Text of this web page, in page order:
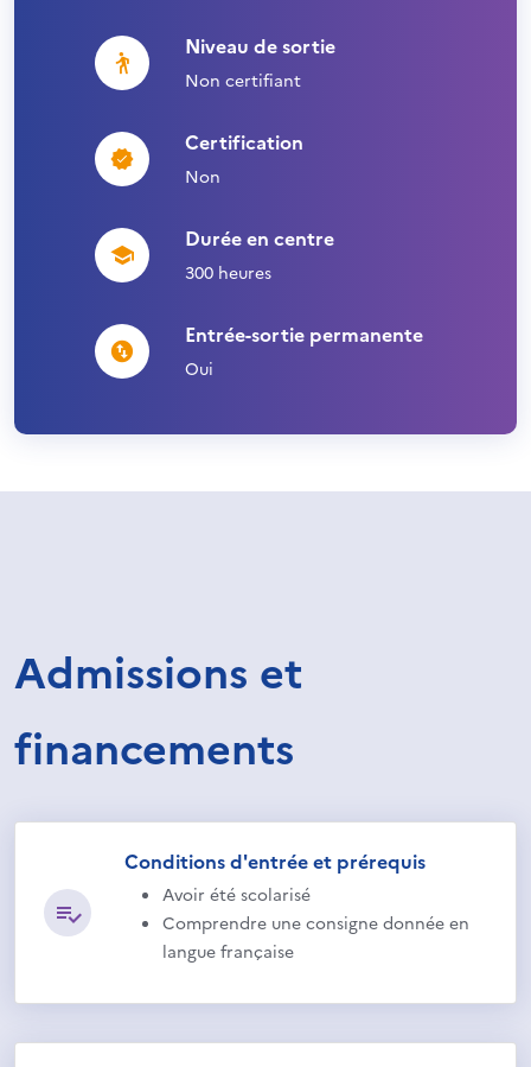
Niveau de sortie
Non certifiant
Certification
Non
Durée en centre
300 heures
Entrée-sortie permanente
Oui
Admissions et
financements
Conditions d'entrée et prérequis
Avoir été scolarisé
Comprendre une consigne donnée en
langue française